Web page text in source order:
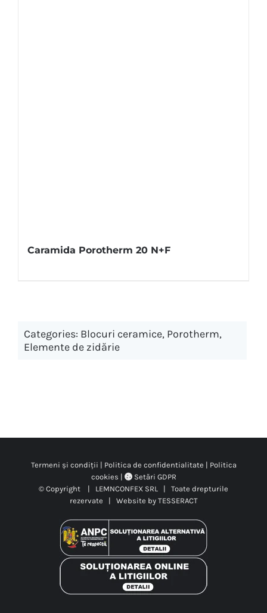
Caramida Porotherm 20 N+F
Categories: Blocuri ceramice, Porotherm,
Elemente de zidărie
Termeni și condiții | Politica de confidentialitate | Politica
cookies |
Setări GDPR
© Copyright
| LEMNCONFEX SRL | Toate drepturile
rezervate | Website by TESSERACT